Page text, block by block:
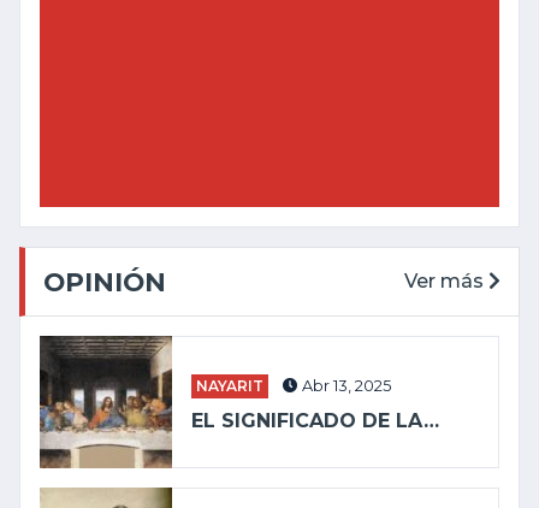
OPINIÓN Ver más
NAYARIT Abr 13, 2025
EL SIGNIFICADO DE LA…